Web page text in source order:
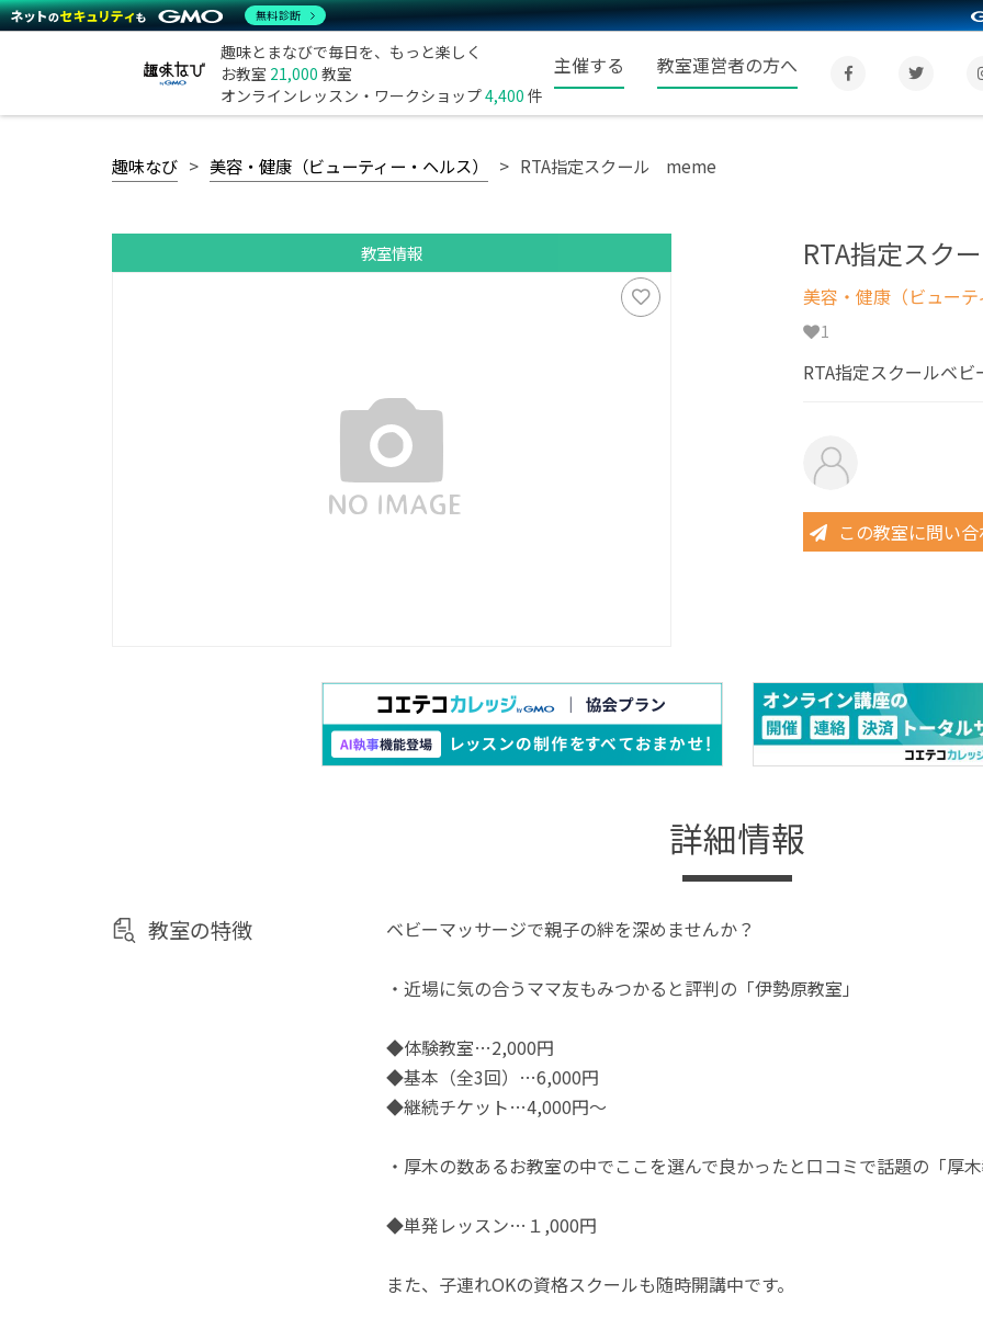
趣味とまなびで毎日を、もっと楽しく
お教室 21,000 教室
オンラインレッスン・ワークショップ4,400 件
主催する 教室運営者の方へ
趣味なび 美容・健康（ビューティー・ヘルス） RTA指定スクール meme
教室情報 RTA指定スク
美容・健康（ビュー
1
RTA指定スクールベ
この教室に問い
詳細情報
教室の特徴 ベビーマッサージで親子の絆を深めませんか？
・近場に気の合うママ友もみつかると評判の「伊勢原教室」
◆体験教室…2,000円
◆基本（全3回）…6,000円
◆継続チケット…4,000円～
・厚木の数あるお教室の中でここを選んで良かったと口コミで話題の「厚
◆単発レッスン…１,000円
また、子連れOKの資格スクールも随時開講中です。
無料診断